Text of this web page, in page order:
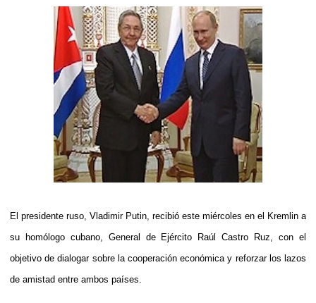
El presidente ruso, Vladimir Putin, recibió este miércoles en el Kremlin a
su homólogo cubano, General de Ejército Raúl Castro Ruz, con el
objetivo de dialogar sobre la cooperación económica y reforzar los lazos
de amistad entre ambos países.